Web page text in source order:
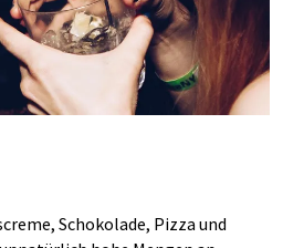
Schokolade, Pizza und